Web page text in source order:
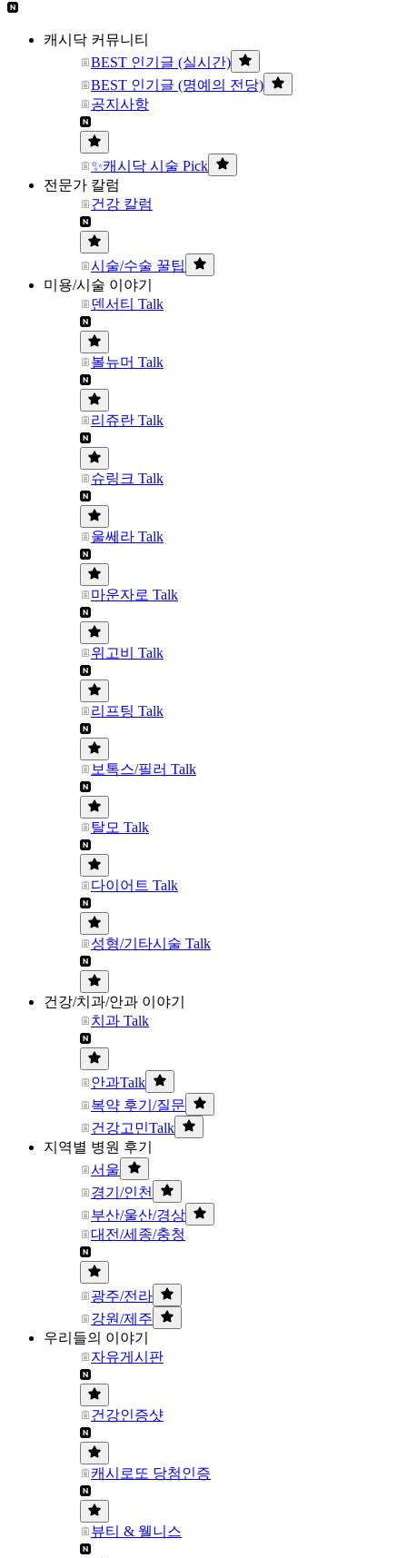
캐시닥 커뮤니티
BEST 인기글 (실시간)
BEST 인기글 (명예의 전당)
공지사항
✨캐시닥 시술 Pick
전문가 칼럼
건강 칼럼
시술/수술 꿀팁
미용/시술 이야기
덴서티 Talk
볼뉴머 Talk
리쥬란 Talk
슈링크 Talk
울쎄라 Talk
마운자로 Talk
위고비 Talk
리프팅 Talk
보톡스/필러 Talk
탈모 Talk
다이어트 Talk
성형/기타시술 Talk
건강/치과/안과 이야기
치과 Talk
안과Talk
복약 후기/질문
건강고민Talk
지역별 병원 후기
서울
경기/인천
부산/울산/경상
대전/세종/충청
광주/전라
강원/제주
우리들의 이야기
자유게시판
건강인증샷
캐시로또 당첨인증
뷰티 & 웰니스